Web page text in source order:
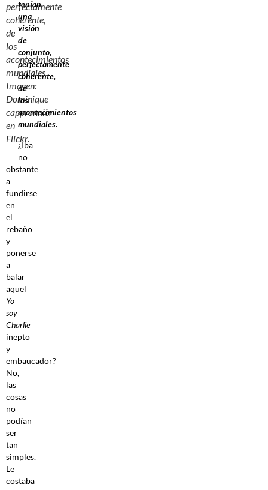
perfectamente
coherente,
de
los
acontecimientos
mundiales.
Imagen:
Dominique
cappronnier
en
Flickr.
tenían
una
visión
de
conjunto,
perfectamente
coherente,
de
los
acontecimientos
mundiales.
¿Iba
no
obstante
a
fundirse
en
el
rebaño
y
ponerse
a
balar
aquel
Yo
soy
Charlie
inepto
y
embaucador?
No,
las
cosas
no
podían
ser
tan
simples.
Le
costaba